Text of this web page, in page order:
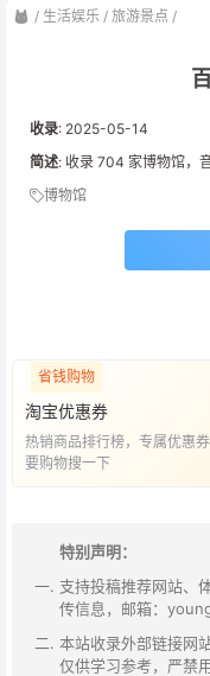
/ 生活娱乐 / 旅游景点 /
收录: 2025-05-14
简述: 收录 704 家博物馆，
博物馆
省钱购物
淘宝优惠券
热销商品排行榜，专属优惠
要购物搜一下
特别声明：
支持投稿推荐网站、
传信息，邮箱：
本站收录外部链接网
仅供学习参考，严禁